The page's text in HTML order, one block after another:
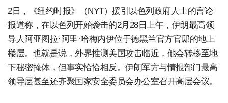
2日，《纽约时报》（NYT）援引以色列政府人士的言论
报道称，在以色列开始袭击的2月28日上午，伊朗最高领
导人阿亚图拉·阿里·哈梅内伊位于德黑兰官方官邸的地上
楼层。也就是说，外界推测美国攻击临近，他会转移至地
下秘密掩体，但事实恰恰相反。伊朗军方与情报部门最高
领导层甚至还齐聚国家安全委员会办公室召开高层会议。